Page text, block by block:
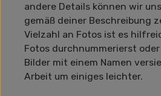
andere Details können wir
gemäß deiner Beschreibung
Vielzahl an Fotos ist es
Fotos durchnummerierst
Bilder mit einem Namen
Arbeit um einiges leichter.